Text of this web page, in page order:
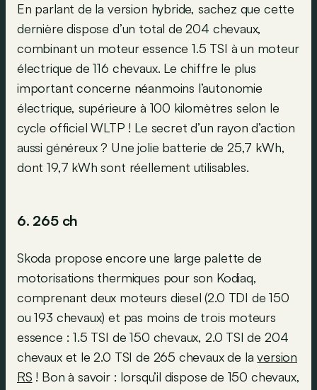
En parlant de la version hybride, sachez que cette
dernière dispose d’un total de 204 chevaux,
combinant un moteur essence 1.5 TSI à un moteur
électrique de 116 chevaux. Le chiffre le plus
important concerne néanmoins l’autonomie
électrique, supérieure à 100 kilomètres selon le
cycle officiel WLTP ! Le secret d’un rayon d’action
aussi généreux ? Une jolie batterie de 25,7 kWh,
dont 19,7 kWh sont réellement utilisables.
6. 265 ch
Skoda propose encore une large palette de
motorisations thermiques pour son Kodiaq,
comprenant deux moteurs diesel (2.0 TDI de 150
ou 193 chevaux) et pas moins de trois moteurs
essence : 1.5 TSI de 150 chevaux, 2.0 TSI de 204
chevaux et le 2.0 TSI de 265 chevaux de laversion
RS ! Bon à savoir : lorsqu’il dispose de 150 chevaux,